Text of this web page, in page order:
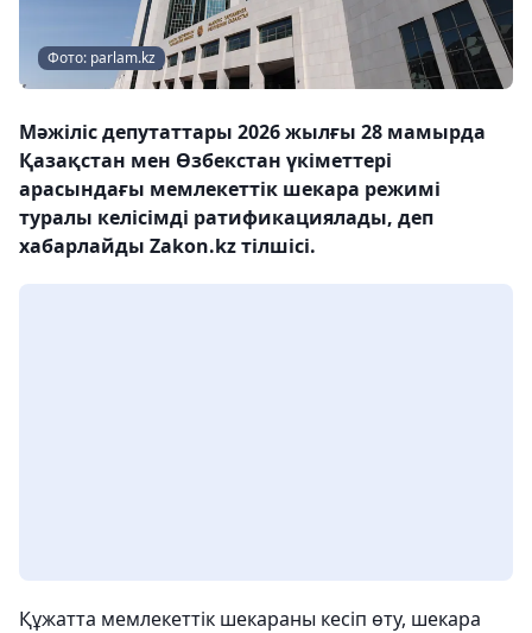
Фото: parlam.kz
Мәжіліс депутаттары 2026 жылғы 28 мамырда
Қазақстан мен Өзбекстан үкіметтері
арасындағы мемлекеттік шекара режимі
туралы келісімді ратификациялады, деп
хабарлайды Zakon.kz тілшісі.
Құжатта мемлекеттік шекараны кесіп өту, шекара